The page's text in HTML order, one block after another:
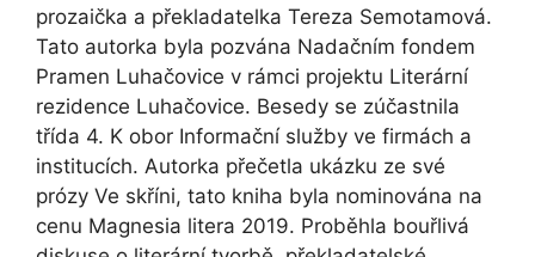
prozaička a překladatelka Tereza Semotamová.
Tato autorka byla pozvána Nadačním fondem
Pramen Luhačovice v rámci projektu Literární
rezidence Luhačovice. Besedy se zúčastnila
třída 4. K obor Informační služby ve firmách a
institucích. Autorka přečetla ukázku ze své
prózy Ve skříni, tato kniha byla nominována na
cenu Magnesia litera 2019. Proběhla bouřlivá